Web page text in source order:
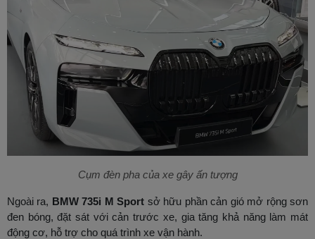
Cụm đèn pha của xe gây ấn tượng
Ngoài ra, BMW 735i M Sport sở hữu phần cản gió mở rộng sơn
đen bóng, đặt sát với cản trước xe, gia tăng khả năng làm mát
động cơ, hỗ trợ cho quá trình xe vận hành.